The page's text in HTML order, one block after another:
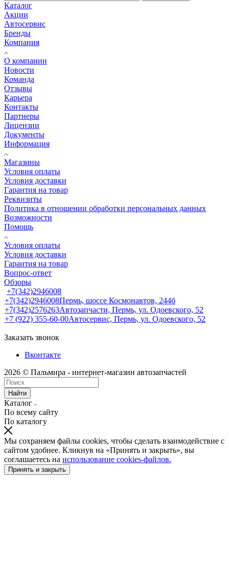
Каталог
Акции
Автосервис
Бренды
Компания
О компании
Новости
Команда
Отзывы
Карьера
Контакты
Партнеры
Лицензии
Документы
Информация
Магазины
Условия оплаты
Условия доставки
Гарантия на товар
Реквизиты
Политика в отношении обработки персональных данных
Возможности
Помощь
Условия оплаты
Условия доставки
Гарантия на товар
Вопрос-ответ
Обзоры
+7(342)2946008
+7(342)2946008Пермь, шоссе Космонавтов, 244б
+7(342)2576263Автозапчасти, Пермь, ул. Одоевского, 52
+7 (922) 355-60-00Автосервис, Пермь, ул. Одоевского, 52
Заказать звонок
Вконтакте
2026 © Пальмира - интернет-магазин автозапчастей
Найти
Каталог
По всему сайту
По каталогу
Мы сохраняем файлы cookies, чтобы сделать взаимодействие с
сайтом удобнее. Кликнув на «Принять и закрыть», вы
соглашаетесь на использование cookies-файлов.
Принять и закрыть